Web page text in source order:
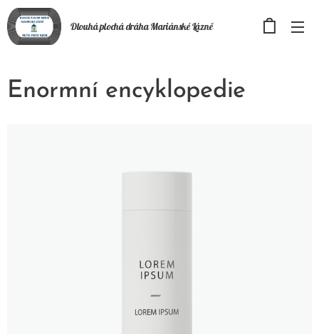
Dlouhá plochádráhaMariánské Lázně
Enormní encyklopedie